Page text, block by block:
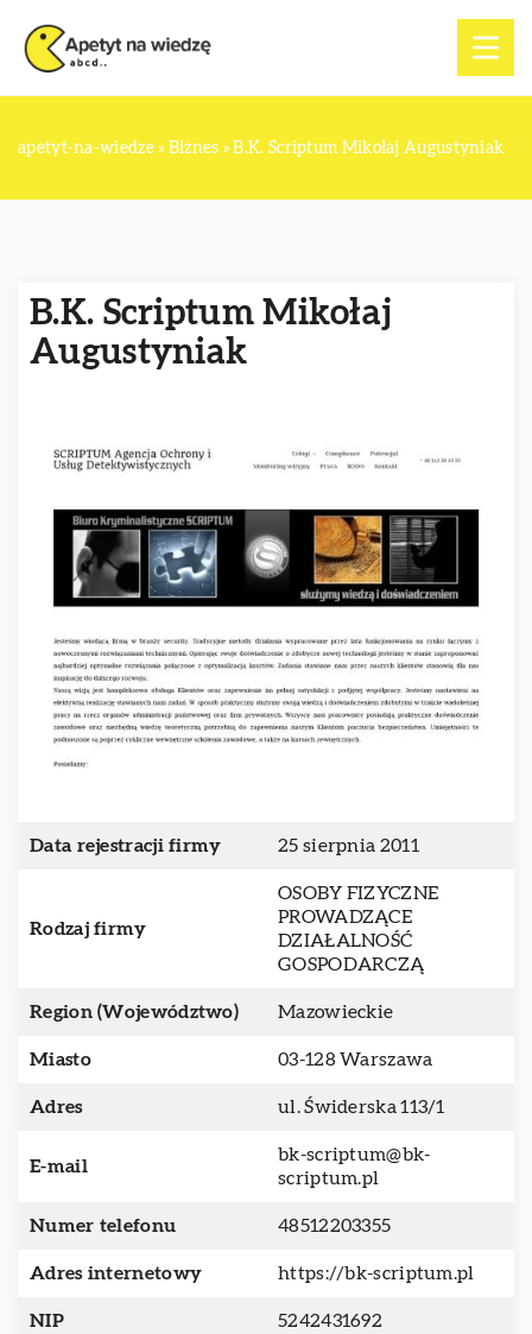
apetyt-na-wiedze» Biznes »B.K. Scriptum Mikołaj Augustyniak
B.K. Scriptum Mikołaj
Augustyniak
Data rejestracji firmy 25 sierpnia 2011
Rodzaj firmy
OSOBY FIZYCZNE
PROWADZĄCE
DZIAŁALNOŚĆ
GOSPODARCZĄ
Region (Województwo) Mazowieckie
Miasto 03-128 Warszawa
Adres ul. Świderska 113/1
E-mail
bk-scriptum@bk-
scriptum.pl
Numer telefonu 48512203355
Adres internetowy https://bk-scriptum.pl
NIP 5242431692